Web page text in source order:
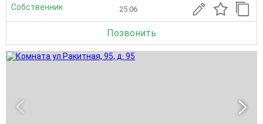
Собственник 25.06
Позвонить